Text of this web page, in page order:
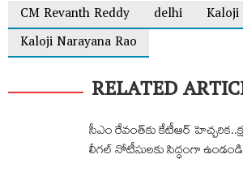
CM Revanth Reddy
delhi
Kaloji Narayana Rao
RELATED
సీఎం రేవంత్‌కు కేటీఆర్
లీగల్ నోటీసులకు సిద్ధంగా ఉండండి